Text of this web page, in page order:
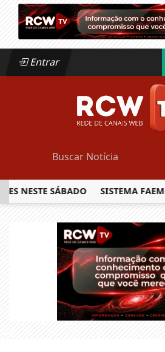
Entrar
SÁBADO SISTEMA FAEMG